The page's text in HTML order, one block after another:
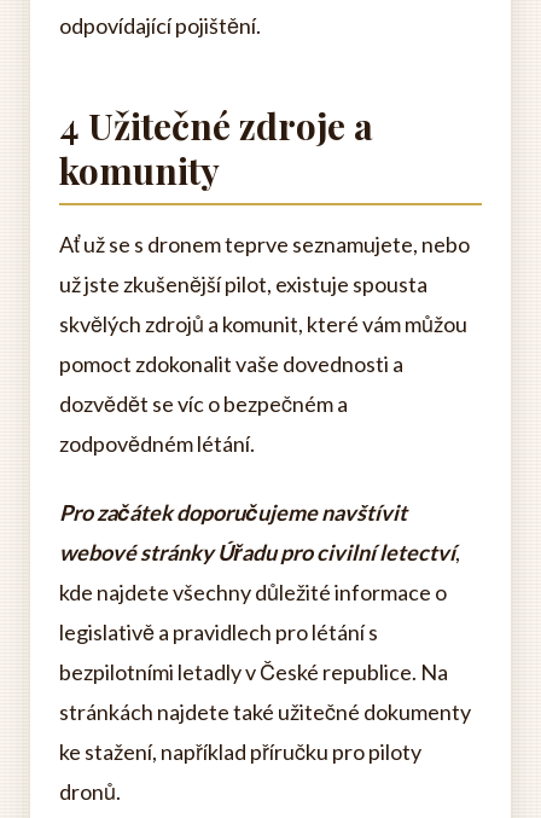
odpovídající pojištění.
4 Užitečné zdroje a
komunity
Ať už se s dronem teprve seznamujete, nebo
už jste zkušenější pilot, existuje spousta
skvělých zdrojů a komunit, které vám můžou
pomoct zdokonalit vaše dovednosti a
dozvědět se víc o bezpečném a
zodpovědném létání.
Pro začátek doporučujeme navštívit
webové stránky Úřadu pro civilní letectví,
kde najdete všechny důležité informace o
legislativě a pravidlech pro létání s
bezpilotními letadly v České republice. Na
stránkách najdete také užitečné dokumenty
ke stažení, například příručku pro piloty
dronů.